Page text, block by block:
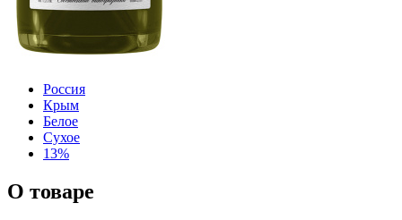
Россия
Крым
Белое
Сухое
13%
О товаре